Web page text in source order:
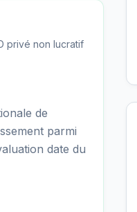
privé non lucratif
de
parmi
date du